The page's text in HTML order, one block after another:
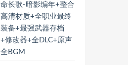
命长歌-暗影编年+整合
高清材质+全职业最终
装备+最强武器存档
+修改器+全DLC+原声
全BGM